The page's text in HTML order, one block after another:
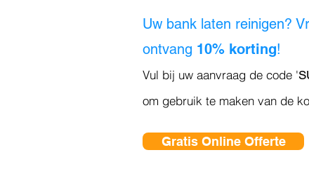
Uw bank laten reinigen?
ontvang 10% korting!
Vul bij uw aanvraag de code '
om gebruik te maken van de
Gratis Online Offerte